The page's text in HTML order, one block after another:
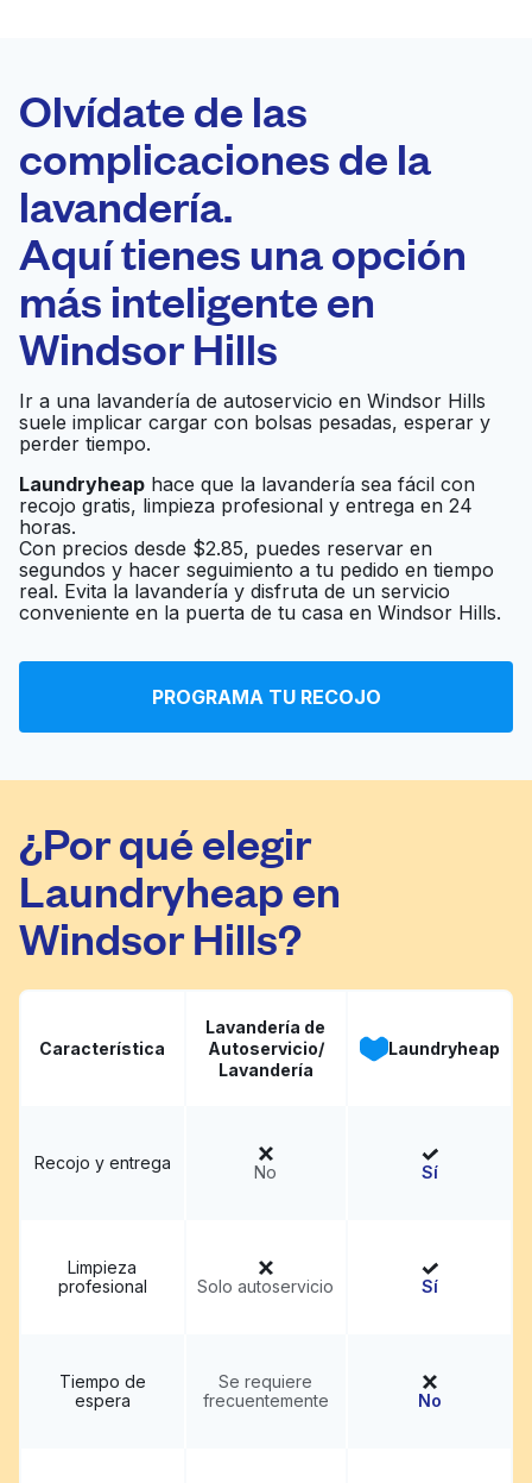
United States ES
Olvídate de las
complicaciones de la
lavandería.
Aquí tienes una opción
más inteligente en
Windsor Hills
Ir a una lavandería de autoservicio en Windsor Hills
suele implicar cargar con bolsas pesadas, esperar y
perder tiempo.
Laundryheap hace que la lavandería sea fácil con
recojo gratis, limpieza profesional y entrega en 24
horas.
Con precios desde $2.85, puedes reservar en
segundos y hacer seguimiento a tu pedido en tiempo
real. Evita la lavandería y disfruta de un servicio
conveniente en la puerta de tu casa en Windsor Hills.
PROGRAMA TU RECOJO
¿Por qué elegir
Laundryheap en
Windsor Hills?
Característica
Lavandería de
Autoservicio/
Lavandería
Laundryheap
Recojo y entrega No Sí
Limpieza
profesional
Solo autoservicio Sí
Tiempo de
espera
Se requiere
frecuentemente
No